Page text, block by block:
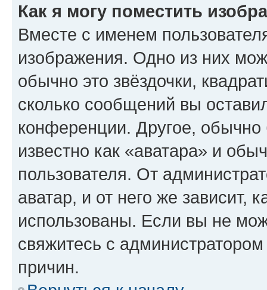
Как я могу поместить
Вместе с именем
изображения. Одно из них
обычно это звёздочки,
сколько сообщений вы
конференции. Другое,
известно как «аватара» и
пользователя. От
аватар, и от него же зависит,
использованы. Если вы не
свяжитесь с
причин.